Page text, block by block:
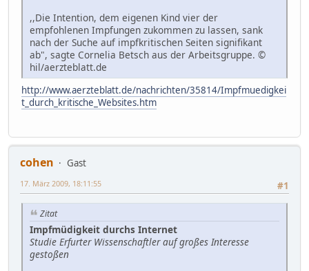
,,Die Intention, dem eigenen Kind vier der
empfohlenen Impfungen zukommen zu lassen, sank
nach der Suche auf impfkritischen Seiten signifikant
ab", sagte Cornelia Betsch aus der Arbeitsgruppe. ©
hil/aerzteblatt.de
http://www.aerzteblatt.de/nachrichten/35814/Impfmuedigkei
t_durch_kritische_Websites.htm
cohen
Gast
#1
17. März 2009, 18:11:55
Zitat
Impfmüdigkeit durchs Internet
Studie Erfurter Wissenschaftler auf großes Interesse
gestoßen